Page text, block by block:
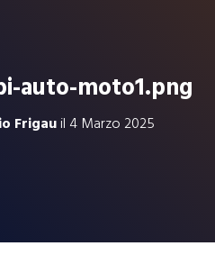
auto-moto1.png
Frigauil 4 Marzo 2025